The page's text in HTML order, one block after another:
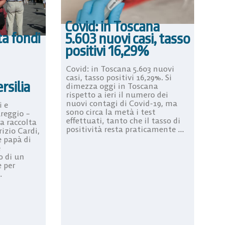
fondi
e
–
raccolta
Cardi,
papà di
di un
per
Covid: in Toscana
5.603 nuovi casi, tasso
positivi 16,29%
Covid: in Toscana 5.603 nuovi
casi, tasso positivi 16,29%. Si
dimezza oggi in Toscana
rispetto a ieri il numero dei
nuovi contagi di Covid-19, ma
sono circa la metà i test
effettuati, tanto che il tasso di
positività resta praticamente ...